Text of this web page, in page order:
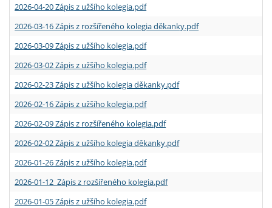
2026-04-20 Zápis z užšího kolegia.pdf
2026-03-16 Zápis z rozšířeného kolegia děkanky.pdf
2026-03-09 Zápis z užšího kolegia.pdf
2026-03-02 Zápis z užšího kolegia.pdf
2026-02-23 Zápis z užšího kolegia děkanky.pdf
2026-02-16 Zápis z užšího kolegia.pdf
2026-02-09 Zápis z rozšířeného kolegia.pdf
2026-02-02 Zápis z užšího kolegia děkanky.pdf
2026-01-26 Zápis z užšího kolegia.pdf
2026-01-12 Zápis z rozšířeného kolegia.pdf
2026-01-05 Zápis z užšího kolegia.pdf